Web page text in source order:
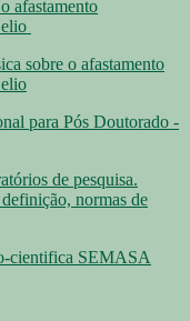
afastamento
sobre o afastamento
para Pós Doutorado -
de pesquisa.
normas de
cientifica SEMASA